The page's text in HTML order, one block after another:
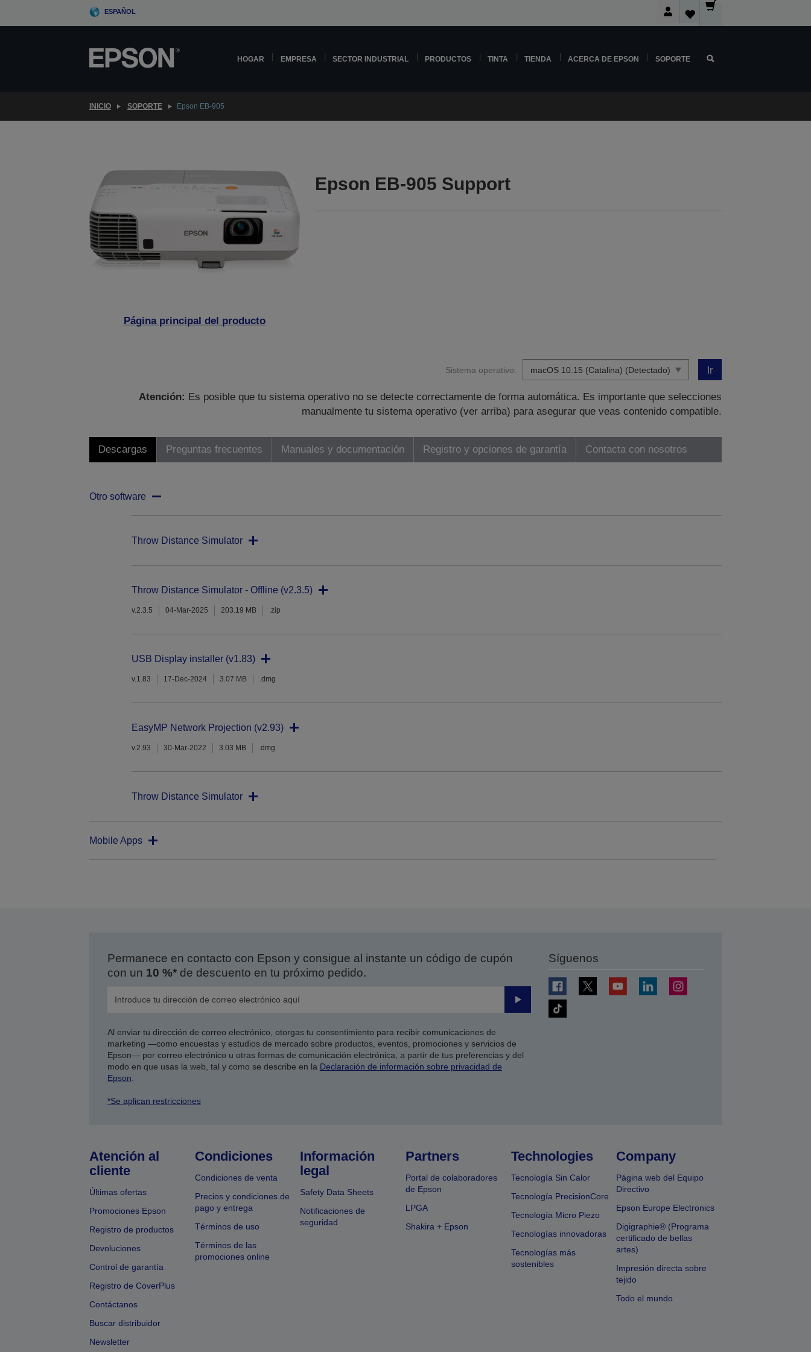
ESPAÑOL
HOGAR EMPRESA SECTOR INDUSTRIAL PRODUCTOS TINTA TIENDA ACERCA DE EPSON SOPORTE
INICIO SOPORTE Epson EB-905
Página principal del producto
Epson EB-905 Support
Sistema operativo: Ir
Atención: Es posible que tu sistema operativo no se detecte correctamente de forma automática. Es importante que selecciones
manualmente tu sistema operativo (ver arriba) para asegurar que veas contenido compatible.
Descargas Preguntas frecuentes Manuales y documentación Registro y opciones de garantía Contacta con nosotros
Otro software
Throw Distance Simulator
Throw Distance Simulator - Offline (v2.3.5)
v.2.3.5 04-Mar-2025 203.19 MB .zip
USB Display installer (v1.83)
v.1.83 17-Dec-2024 3.07 MB .dmg
EasyMP Network Projection (v2.93)
v.2.93 30-Mar-2022 3.03 MB .dmg
Throw Distance Simulator
Mobile Apps
Permanece en contacto con Epson y consigue al instante un código de cupón
con un 10 %*de descuento en tu próximo pedido.
Enviar
Al enviar tu dirección de correo electrónico, otorgas tu consentimiento para recibir comunicaciones de
marketing —como encuestas y estudios de mercado sobre productos, eventos, promociones y servicios de
Epson— por correo electrónico u otras formas de comunicación electrónica, a partir de tus preferencias y del
modo en que usas la web, tal y como se describe en la Declaración de información sobre privacidad de
Epson.
*Se aplican restricciones
Síguenos
Atención al
cliente
Últimas ofertas
Promociones Epson
Registro de productos
Devoluciones
Control de garantía
Registro de CoverPlus
Contáctanos
Buscar distribuidor
Newsletter
Condiciones
Condiciones de venta
Precios y condiciones de
pago y entrega
Términos de uso
Términos de las
promociones online
Información
legal
Safety Data Sheets
Notificaciones de
seguridad
Partners
Portal de colaboradores
de Epson
LPGA
Shakira + Epson
Technologies
Tecnología Sin Calor
Tecnología PrecisionCore
Tecnología Micro Piezo
Tecnologías innovadoras
Tecnologías más
sostenibles
Company
Página web del Equipo
Directivo
Epson Europe Electronics
Digigraphie® (Programa
certificado de bellas
artes)
Impresión directa sobre
tejido
Todo el mundo